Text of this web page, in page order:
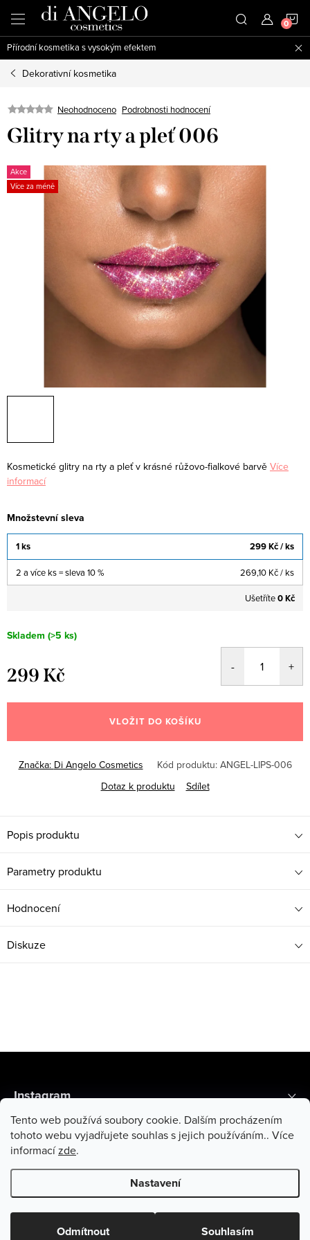
Tento web používá soubory cookie. Dalším procházením
tohoto webu vyjadřujete souhlas s jejich používáním.. Více
informacízde.
Nastavení
Odmítnout Souhlasím
obsah
Přírodní kosmetika s vysokým efektem
Dekorativní kosmetika
Neohodnoceno Podrobnosti hodnocení
Glitry na rty a pleť 006
Akce
Více za méně
Kosmetické glitry na rty a pleť v krásné růžovo-fialkové barvě Více
informací
Množstevní sleva
1 ks 299 Kč/ ks
2 a více ks = sleva 10 % 269,10 Kč/ ks
Ušetříte0 Kč
Skladem (>5 ks)
299 Kč
cena:
VLOŽIT DO KOŠÍKU
Značka: Di Angelo Cosmetics Kód produktu: ANGEL-LIPS-006
Dotaz k produktu
Sdílet
Popis produktu
Parametry produktu
Hodnocení
Diskuze
p
Instagram
Recenze zákazníků
Informace pro vás
Copyright 2026Di Angelo Cosmetics. Všechna práva vyhrazena.